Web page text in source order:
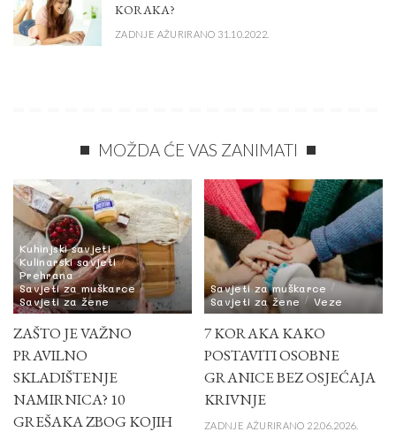
KORAKA?
ZADNJE AŽURIRANO 31.10.2022.
MOŽDA ĆE VAS ZANIMATI
Kuhinjski savjeti
Kulinarski savjeti
Prehrana
Savjeti za muškarce
Savjeti za žene
ZAŠTO JE VAŽNO
PRAVILNO
SKLADIŠTENJE
NAMIRNICA? 10
GREŠAKA ZBOG KOJIH
Savjeti za muškarce
Savjeti za žene
Veze
7 KORAKA KAKO
POSTAVITI OSOBNE
GRANICE BEZ OSJEĆAJA
KRIVNJE
ZADNJE AŽURIRANO 22.06.2026.